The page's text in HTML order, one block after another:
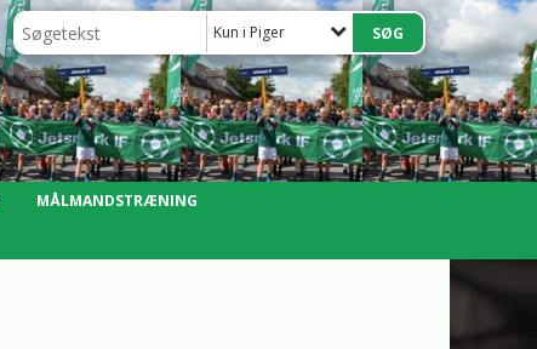
Kun i Piger
MÅLMANDSTRÆNING